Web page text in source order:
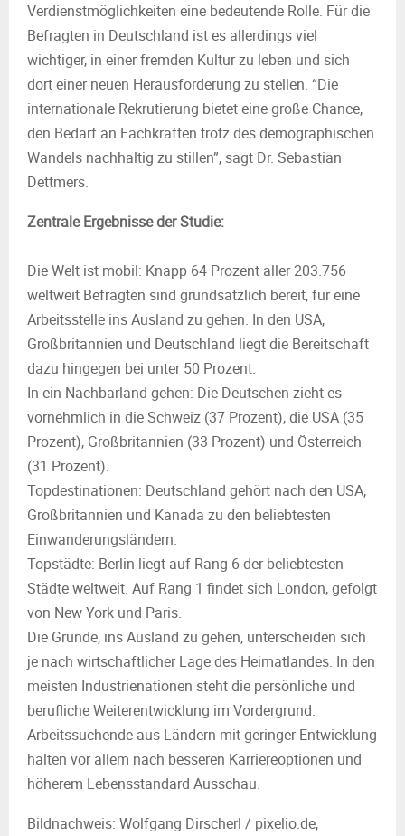
Verdienstmöglichkeiten eine bedeutende Rolle. Für die
Befragten in Deutschland ist es allerdings viel
wichtiger, in einer fremden Kultur zu leben und sich
dort einer neuen Herausforderung zu stellen. “Die
internationale Rekrutierung bietet eine große Chance,
den Bedarf an Fachkräften trotz des demographischen
Wandels nachhaltig zu stillen”, sagt Dr. Sebastian
Dettmers.
Zentrale Ergebnisse der Studie:
Die Welt ist mobil: Knapp 64 Prozent aller 203.756
weltweit Befragten sind grundsätzlich bereit, für eine
Arbeitsstelle ins Ausland zu gehen. In den USA,
Großbritannien und Deutschland liegt die Bereitschaft
dazu hingegen bei unter 50 Prozent.
In ein Nachbarland gehen: Die Deutschen zieht es
vornehmlich in die Schweiz (37 Prozent), die USA (35
Prozent), Großbritannien (33 Prozent) und Österreich
(31 Prozent).
Topdestinationen: Deutschland gehört nach den USA,
Großbritannien und Kanada zu den beliebtesten
Einwanderungsländern.
Topstädte: Berlin liegt auf Rang 6 der beliebtesten
Städte weltweit. Auf Rang 1 findet sich London, gefolgt
von New York und Paris.
Die Gründe, ins Ausland zu gehen, unterscheiden sich
je nach wirtschaftlicher Lage des Heimatlandes. In den
meisten Industrienationen steht die persönliche und
berufliche Weiterentwicklung im Vordergrund.
Arbeitssuchende aus Ländern mit geringer Entwicklung
halten vor allem nach besseren Karriereoptionen und
höherem Lebensstandard Ausschau.
Bildnachweis: Wolfgang Dirscherl / pixelio.de,